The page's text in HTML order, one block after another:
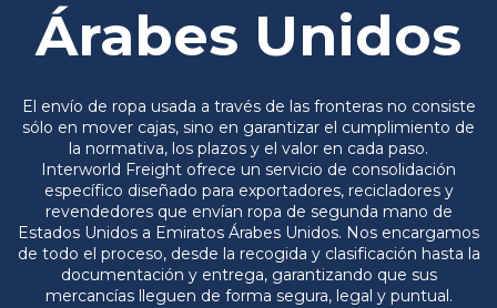
Árabes Unidos
El envío de ropa usada a través de las fronteras no consiste
sólo en mover cajas, sino en garantizar el cumplimiento de
la normativa, los plazos y el valor en cada paso.
Interworld Freight ofrece un servicio de consolidación
específico diseñado para exportadores, recicladores y
revendedores que envían ropa de segunda mano de
Estados Unidos a Emiratos Árabes Unidos. Nos encargamos
de todo el proceso, desde la recogida y clasificación hasta la
documentación y entrega, garantizando que sus
mercancías lleguen de forma segura, legal y puntual.